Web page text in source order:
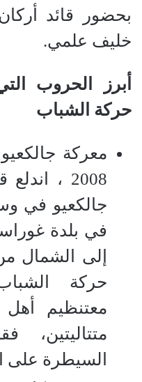
بحضور قائد
خليف علمي.
أبرز الحروب
حركة الشباب
معركة
2008 ،
جالكعيو في
إلى الشمال
حركة
معتنظيم أهل
السيطرة على